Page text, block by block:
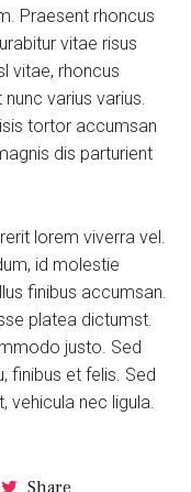
Praesent rhoncus
vitae risus
vitae, rhoncus
varius varius.
tortor accumsan
dis parturient
lorem viverra vel.
id molestie
finibus accumsan.
platea dictumst.
justo. Sed
finibus et felis. Sed
vehicula nec ligula.
Share